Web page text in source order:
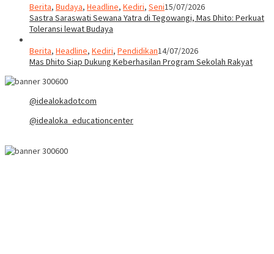
Berita, Budaya, Headline, Kediri, Seni15/07/2026
Sastra Saraswati Sewana Yatra di Tegowangi, Mas Dhito: Perkuat
Toleransi lewat Budaya
Berita, Headline, Kediri, Pendidikan14/07/2026
Mas Dhito Siap Dukung Keberhasilan Program Sekolah Rakyat
@idealokadotcom
@idealoka_educationcenter